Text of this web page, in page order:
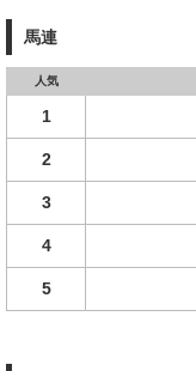
馬連
人気
1
2
3
4
5